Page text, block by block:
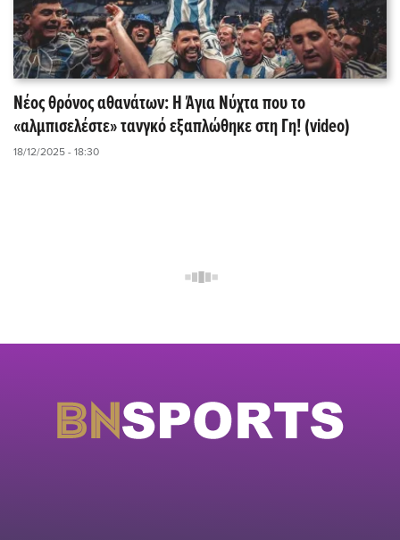
Νέος θρόνος αθανάτων: Η Άγια Νύχτα που το
«αλμπισελέστε» τανγκό εξαπλώθηκε στη Γη! (video)
18/12/2025 - 18:30